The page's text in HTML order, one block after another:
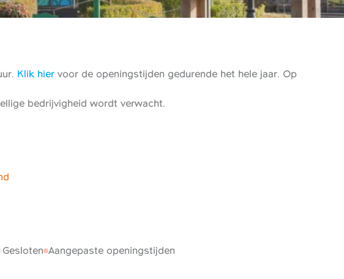
Klik hiervoor de openingstijden gedurende het hele jaar. Op
bedrijvigheid wordt verwacht.
Aangepaste openingstijden
Gesloten